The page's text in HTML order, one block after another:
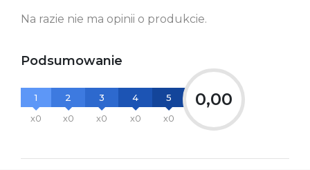
Ostrzeżenia oraz
Załącznik PDF
Na razie nie ma opinii o produkcie.
Podsumowanie
1
x0
2
x0
3
x0
4
x0
5
x0
0,00